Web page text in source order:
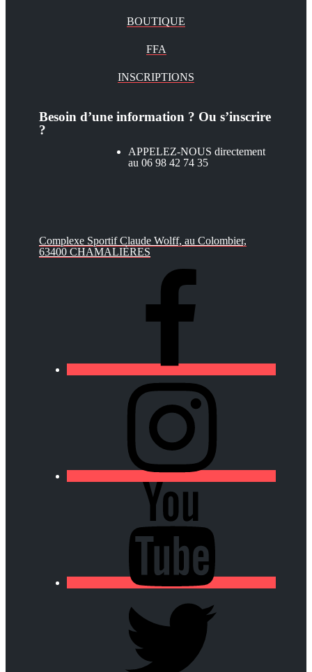
BOUTIQUE
FFA
INSCRIPTIONS
Besoin d’une information ? Ou s’inscrire
?
APPELEZ-NOUS directement
au 06 98 42 74 35
Complexe Sportif Claude Wolff, au Colombier,
63400 CHAMALIÈRES
chamalieres.fr/wp-
content/uploads/2020/03/
chamalieres.fr/wp-